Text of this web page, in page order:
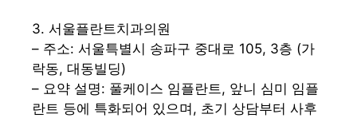
3. 서울플란트치과의원
– 주소: 서울특별시 송파구 중대로 105, 3층 (가
락동, 대동빌딩)
– 요약 설명: 풀케이스 임플란트, 앞니 심미 임플
란트 등에 특화되어 있으며, 초기 상담부터 사후